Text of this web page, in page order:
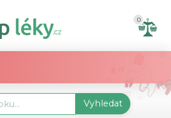
0
Vyhledat